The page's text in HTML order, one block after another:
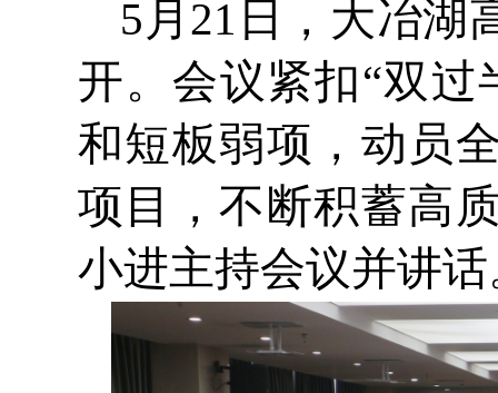
5月21日，大冶湖
开。会议紧扣“双
和短板弱项，动员
项目，不断积蓄高
小进主持会议并讲